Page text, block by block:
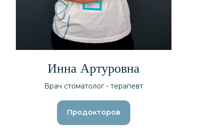
Инна Артуровна
Врач стоматолог - терапевт
Продокторов